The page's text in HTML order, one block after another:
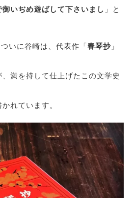
いぢめ遊ばして下さいまし 」と
いに谷崎は、代表作「春琴抄 」
満を持して仕上げたこの文学史
れています。